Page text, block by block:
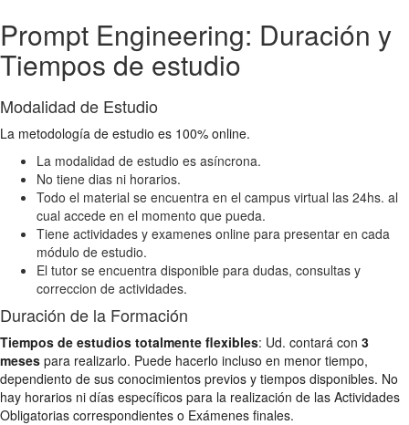
Prompt Engineering: Duración y
Tiempos de estudio
Modalidad de Estudio
La metodología de estudio es 100% online.
La modalidad de estudio es asíncrona.
No tiene dias ni horarios.
Todo el material se encuentra en el campus virtual las 24hs. al
cual accede en el momento que pueda.
Tiene actividades y examenes online para presentar en cada
módulo de estudio.
El tutor se encuentra disponible para dudas, consultas y
correccion de actividades.
Duración de la Formación
Tiempos de estudios totalmente flexibles: Ud. contará con 3
meses para realizarlo. Puede hacerlo incluso en menor tiempo,
dependiento de sus conocimientos previos y tiempos disponibles. No
hay horarios ni días específicos para la realización de las Actividades
Obligatorias correspondientes o Exámenes finales.